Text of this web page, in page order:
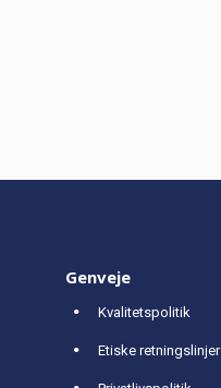
Genveje
Kvalitetspolitik
Etiske retningslinjer